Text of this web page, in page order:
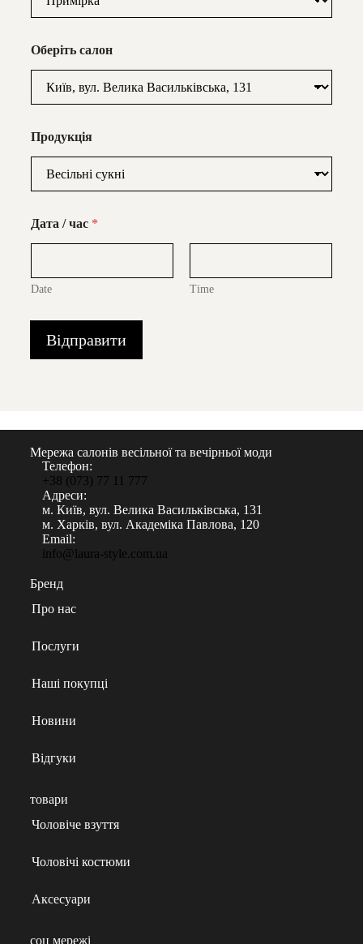
Оберіть салон
Продукція
Дата / час *
Date Time
Відправити
Мережа салонів весільної та вечірньої моди
Телефон:
+38 (073) 77 11 777
Адреси:
м. Київ, вул. Велика Васильківська, 131
м. Харків, вул. Академіка Павлова, 120
Email:
info@laura-style.com.ua
Бренд
Про нас
Послуги
Наші покупці
Новини
Відгуки
товари
Чоловіче взуття
Чоловічі костюми
Аксесуари
соц мережі